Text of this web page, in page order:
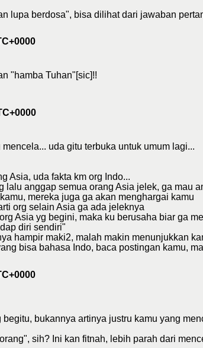
lupa berdosa", bisa dilihat dari jawaban
"hamba Tuhan"[sic]!!
uda gitu terbuka untuk umum lagi...
Asia, uda fakta km org Indo...
lalu anggap semua orang Asia jelek, ga mau
mereka juga ga akan menghargai kamu
org selain Asia ga ada jeleknya
Asia yg begini, maka ku berusaha biar ga
diri sendiri"
hampir maki2, malah makin menunjukkan
bisa bahasa Indo, baca postingan kamu,
bukannya artinya justru kamu yang
sih? Ini kan fitnah, lebih parah dari